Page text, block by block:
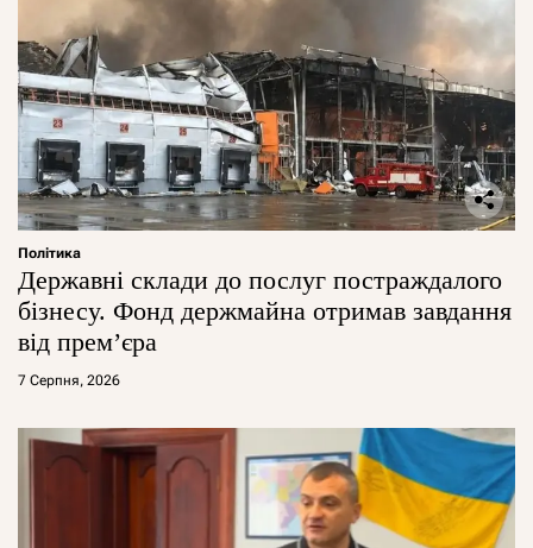
Політика
Державні склади до послуг постраждалого
бізнесу. Фонд держмайна отримав завдання
від прем’єра
7 Серпня, 2026